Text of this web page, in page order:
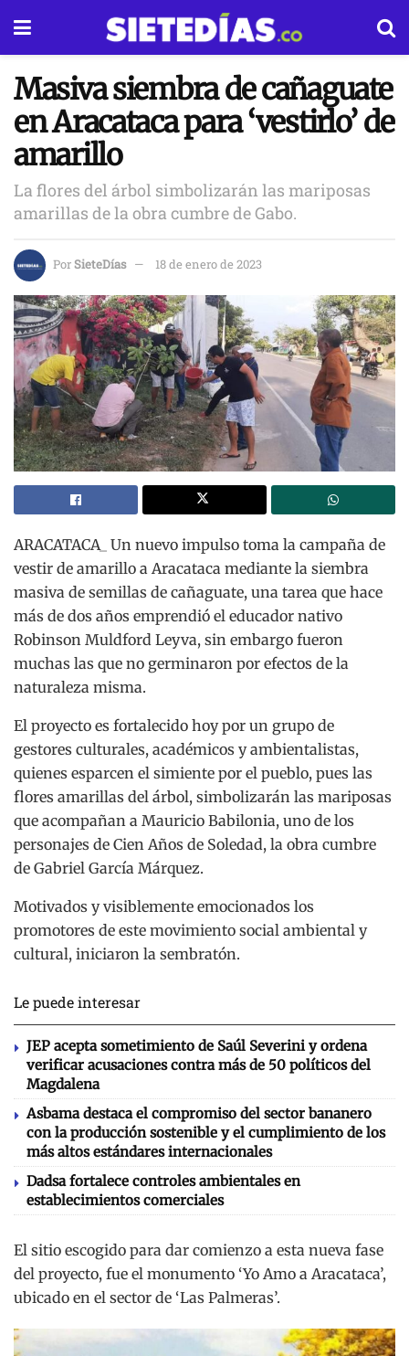
Masiva siembra de cañaguate
en Aracataca para ‘vestirlo’ de
amarillo
La flores del árbol simbolizarán las mariposas
amarillas de la obra cumbre de Gabo.
PorSieteDías 18 de enero de 2023
ARACATACA_ Un nuevo impulso toma la campaña de
vestir de amarillo a Aracataca mediante la siembra
masiva de semillas de cañaguate, una tarea que hace
más de dos años emprendió el educador nativo
Robinson Muldford Leyva, sin embargo fueron
muchas las que no germinaron por efectos de la
naturaleza misma.
El proyecto es fortalecido hoy por un grupo de
gestores culturales, académicos y ambientalistas,
quienes esparcen el simiente por el pueblo, pues las
flores amarillas del árbol, simbolizarán las mariposas
que acompañan a Mauricio Babilonia, uno de los
personajes de Cien Años de Soledad, la obra cumbre
de Gabriel García Márquez.
Motivados y visiblemente emocionados los
promotores de este movimiento social ambiental y
cultural, iniciaron la sembratón.
Le puede interesar
JEP acepta sometimiento de Saúl Severini y ordena
verificar acusaciones contra más de 50 políticos del
Magdalena
Asbama destaca el compromiso del sector bananero
con la producción sostenible y el cumplimiento de los
más altos estándares internacionales
Dadsa fortalece controles ambientales en
establecimientos comerciales
El sitio escogido para dar comienzo a esta nueva fase
del proyecto, fue el monumento ‘Yo Amo a Aracataca’,
ubicado en el sector de ‘Las Palmeras’.